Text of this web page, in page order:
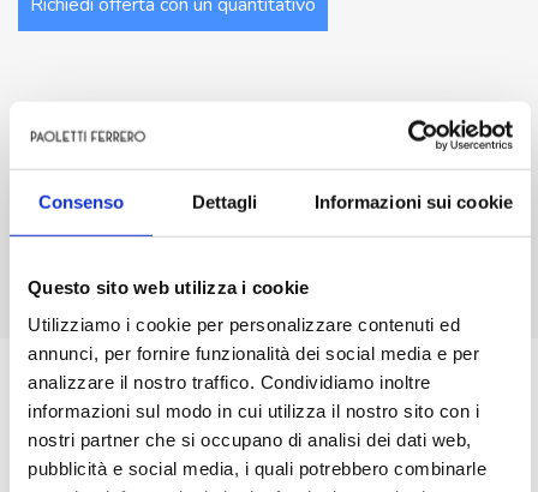
Consenso Dettagli Informazioni sui cookie
Questo sito web utilizza i cookie
Utilizziamo i cookie per personalizzare contenuti ed
annunci, per fornire funzionalità dei social media e per
analizzare il nostro traffico. Condividiamo inoltre
informazioni sul modo in cui utilizza il nostro sito con i
nostri partner che si occupano di analisi dei dati web,
pubblicità e social media, i quali potrebbero combinarle
quantità
Descrizione
BL192.24.336 Motoriduttore Brushless 24V
15/13rpm
Motoriduttore Brushless con elettronica integrata.